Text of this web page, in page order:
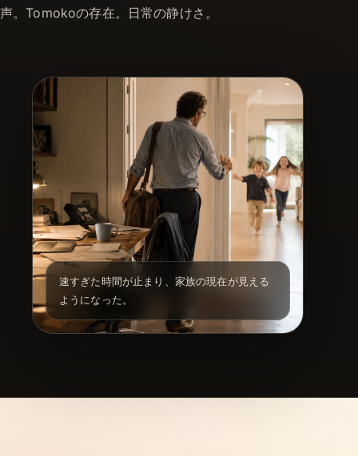
声。Tomokoの存在。日常の静けさ。
速すぎた時間が止まり、家族の現在が見える
ようになった。